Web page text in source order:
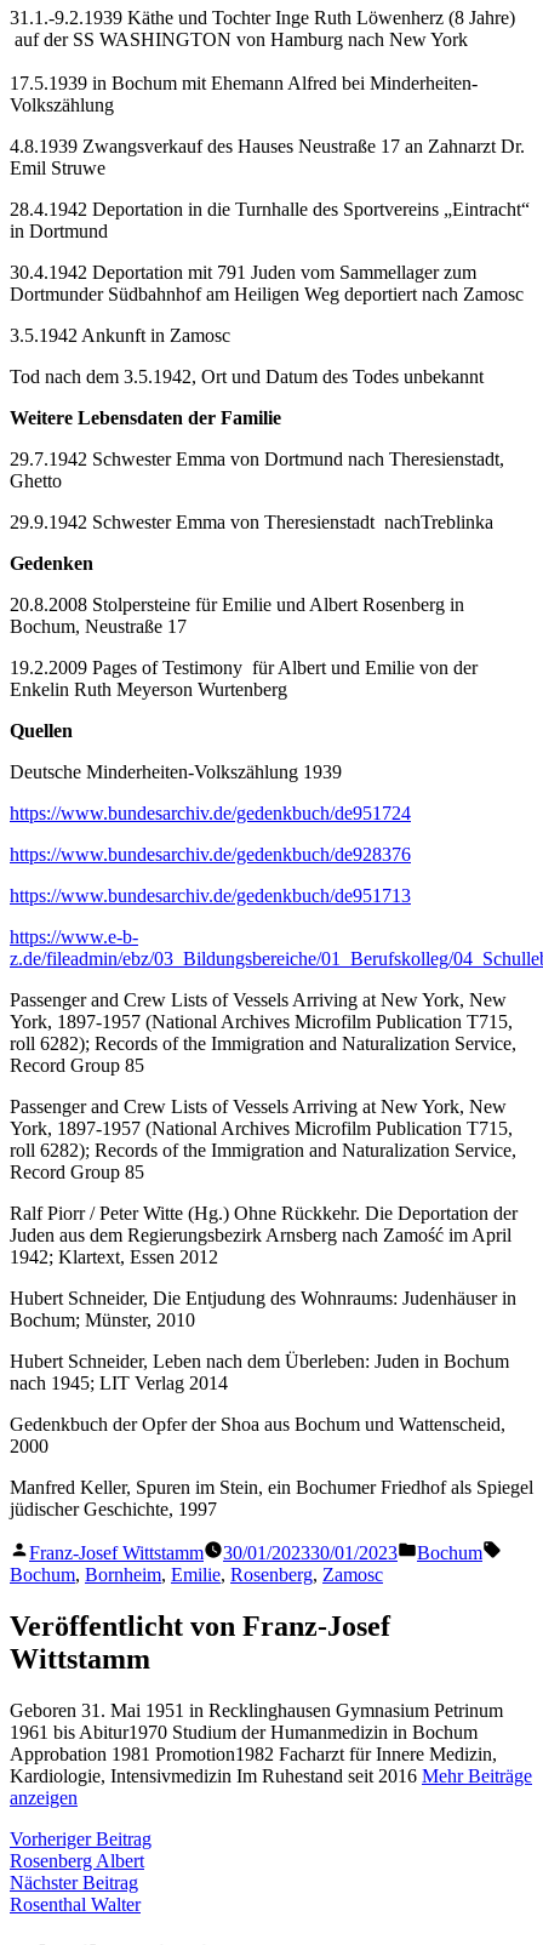
31.1.-9.2.1939 Käthe und Tochter Inge Ruth Löwenherz (8 Jahre)
auf der SS WASHINGTON von Hamburg nach New York
17.5.1939 in Bochum mit Ehemann Alfred bei Minderheiten-
Volkszählung
4.8.1939 Zwangsverkauf des Hauses Neustraße 17 an Zahnarzt Dr.
Emil Struwe
28.4.1942 Deportation in die Turnhalle des Sportvereins „Eintracht“
in Dortmund
30.4.1942 Deportation mit 791 Juden vom Sammellager zum
Dortmunder Südbahnhof am Heiligen Weg deportiert nach Zamosc
3.5.1942 Ankunft in Zamosc
Tod nach dem 3.5.1942, Ort und Datum des Todes unbekannt
Weitere Lebensdaten der Familie
29.7.1942 Schwester Emma von Dortmund nach Theresienstadt,
Ghetto
29.9.1942 Schwester Emma von Theresienstadt nachTreblinka
Gedenken
20.8.2008 Stolpersteine für Emilie und Albert Rosenberg in
Bochum, Neustraße 17
19.2.2009 Pages of Testimony für Albert und Emilie von der
Enkelin Ruth Meyerson Wurtenberg
Quellen
Deutsche Minderheiten-Volkszählung 1939
https://www.bundesarchiv.de/gedenkbuch/de951724
https://www.bundesarchiv.de/gedenkbuch/de928376
https://www.bundesarchiv.de/gedenkbuch/de951713
https://www.e-b-
z.de/fileadmin/ebz/03_Bildungsbereiche/01_Berufskolleg/
Passenger and Crew Lists of Vessels Arriving at New York, New
York, 1897-1957 (National Archives Microfilm Publication T715,
roll 6282); Records of the Immigration and Naturalization Service,
Record Group 85
Passenger and Crew Lists of Vessels Arriving at New York, New
York, 1897-1957 (National Archives Microfilm Publication T715,
roll 6282); Records of the Immigration and Naturalization Service,
Record Group 85
Ralf Piorr / Peter Witte (Hg.) Ohne Rückkehr. Die Deportation der
Juden aus dem Regierungsbezirk Arnsberg nach Zamość im April
1942; Klartext, Essen 2012
Hubert Schneider, Die Entjudung des Wohnraums: Judenhäuser in
Bochum; Münster, 2010
Hubert Schneider, Leben nach dem Überleben: Juden in Bochum
nach 1945; LIT Verlag 2014
Gedenkbuch der Opfer der Shoa aus Bochum und Wattenscheid,
2000
Manfred Keller, Spuren im Stein, ein Bochumer Friedhof als Spiegel
jüdischer Geschichte, 1997
Veröffentlicht
von
Franz-Josef Wittstamm 30/01/202330/01/2023
Veröffentlicht
Bochum
Bochum, Bornheim, Emilie, Rosenberg, Zamosc
Veröffentlicht von Franz-Josef
Wittstamm
Geboren 31. Mai 1951 in Recklinghausen Gymnasium Petrinum
1961 bis Abitur1970 Studium der Humanmedizin in Bochum
Approbation 1981 Promotion1982 Facharzt für Innere Medizin,
Kardiologie, Intensivmedizin Im Ruhestand seit 2016 Mehr Beiträge
anzeigen
Beitragsnavigation
Vorheriger BeitragVorheriger
Rosenberg Albert
Nächster BeitragNächster
Beitrag:
Rosenthal Walter